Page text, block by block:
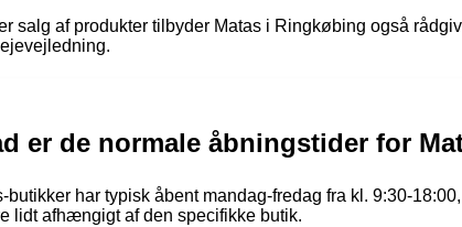
salg af produkter tilbyder Matas i Ringkøbing også
er de normale åbningstider for
butikker har typisk åbent mandag-fredag fra kl. 9:30-
lidt afhængigt af den specifikke butik.